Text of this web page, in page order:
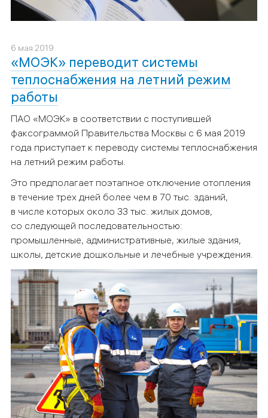
6 мая 2019
«МОЭК» переводит системы
теплоснабжения на летний режим
работы
ПАО «МОЭК» в соответствии с поступившей
факсограммой Правительства Москвы с 6 мая 2019
года приступает к переводу системы теплоснабжения
на летний режим работы.
Это предполагает поэтапное отключение отопления
в течение трех дней более чем в 70 тыс. зданий,
в числе которых около 33 тыс. жилых домов,
со следующей последовательностью:
промышленные, административные, жилые здания,
школы, детские дошкольные и лечебные учреждения.